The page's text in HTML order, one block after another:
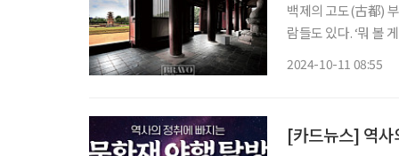
백제의 고도(古都)
람들도 있다. ‘뭐 볼
2024-10-11 08:55
[카드뉴스] 역사